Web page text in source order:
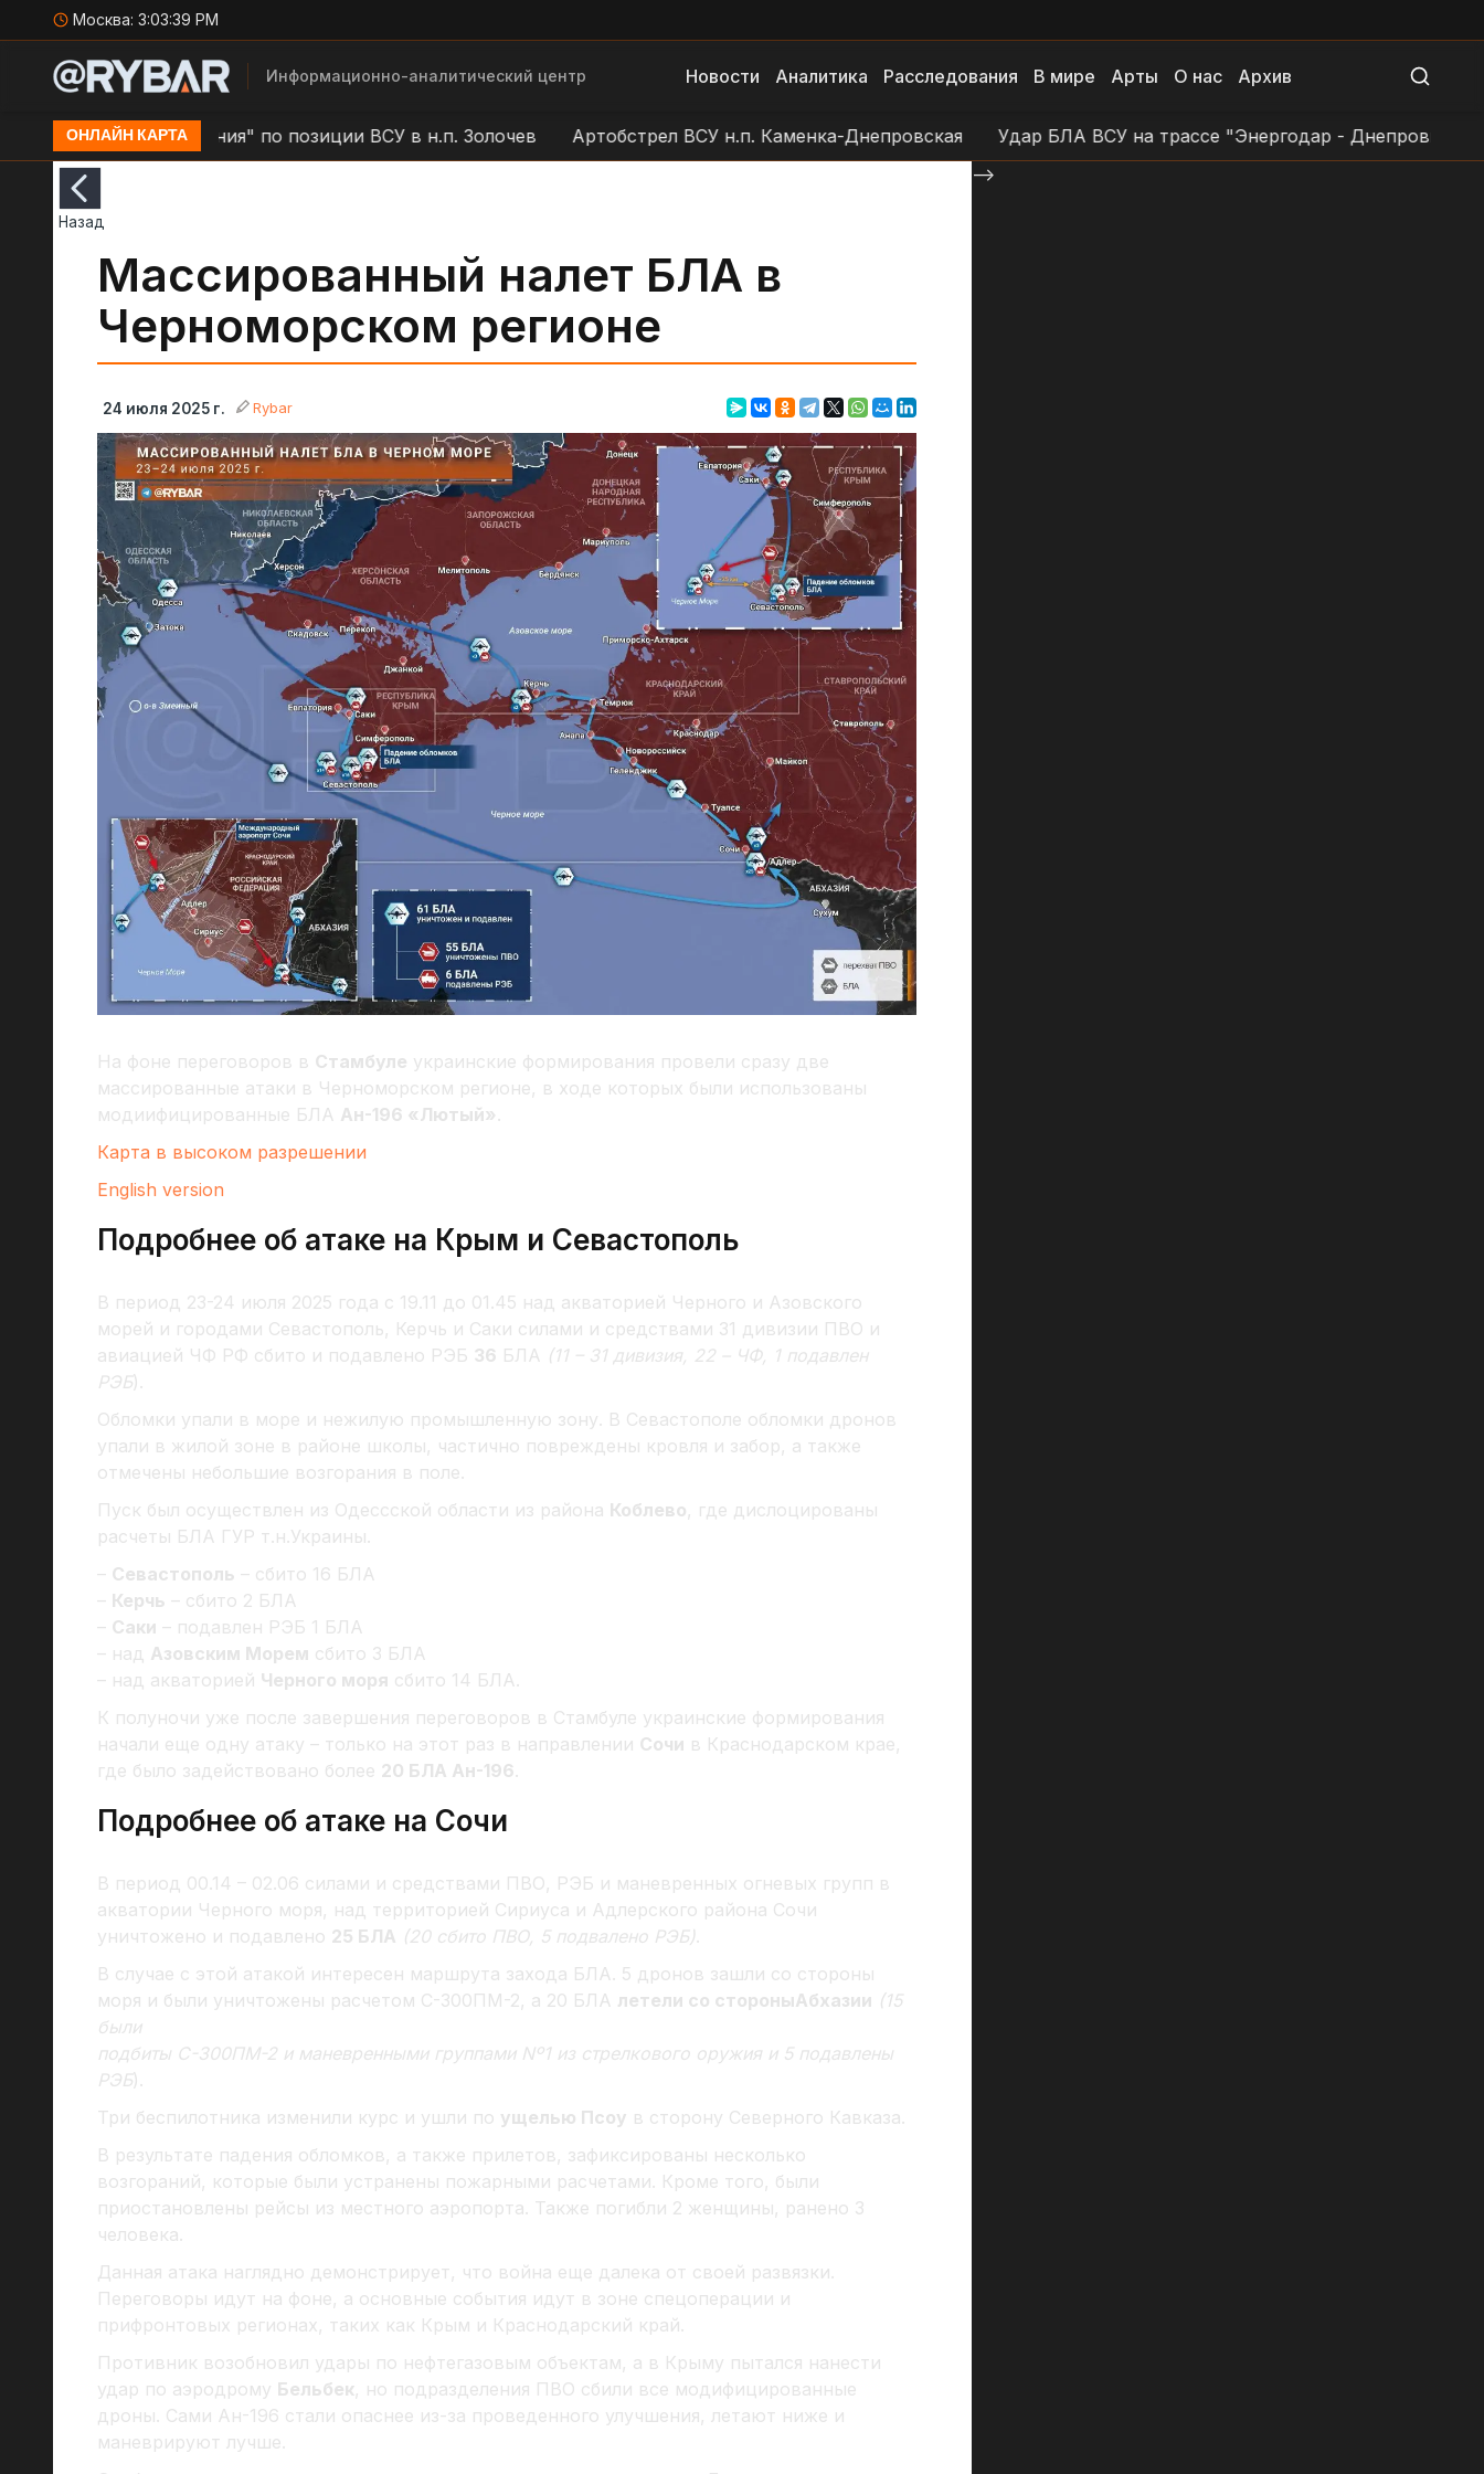
Москва: 3:03:40 PM
Информационно-аналитический центр Новости Аналитика Расследования В мире Арты О нас Архив
ОНЛАЙН КАРТА
Удар БЛА "Молния" по позиции ВСУ в н.п. Золочев Артобстрел ВСУ н.п. Каменка-Днепровская Удар БЛА ВСУ на трассе "Энергодар - Днепровка -
Назад
Массированный налет БЛА в
Черноморском регионе
24 июля 2025 г. Rybar
На фоне переговоров в Стамбуле украинские формирования провели сразу две
массированные атаки в Черноморском регионе, в ходе которых были использованы
модиифицированные БЛА Ан-196 «Лютый» .
Карта в высоком разрешении
English version
Подробнее об атаке на Крым и Севастополь
В период 23-24 июля 2025 года с 19.11 до 01.45 над акваторией Черного и Азовского
морей и городами Севастополь, Керчь и Саки силами и средствами 31 дивизии ПВО и
авиацией ЧФ РФ сбито и подавлено РЭБ 36 БЛА (11 – 31 дивизия, 22 – ЧФ, 1 подавлен
РЭБ).
Обломки упали в море и нежилую промышленную зону. В Севастополе обломки дронов
упали в жилой зоне в районе школы, частично повреждены кровля и забор, а также
отмечены небольшие возгорания в поле.
Пуск был осуществлен из Одессской области из района Коблево, где дислоцированы
расчеты БЛА ГУР т.н.Украины.
– Севастополь – сбито 16 БЛА
– Керчь – сбито 2 БЛА
– Саки – подавлен РЭБ 1 БЛА
– над Азовским Морем сбито 3 БЛА
– над акваторией Черного моря сбито 14 БЛА.
К полуночи уже после завершения переговоров в Стамбуле украинские формирования
начали еще одну атаку – только на этот раз в направлении Сочи в Краснодарском крае,
где было задействовано более 20 БЛА Ан-196.
Подробнее об атаке на Сочи
В период 00.14 – 02.06 силами и средствами ПВО, РЭБ и маневренных огневых групп в
акватории Черного моря, над территорией Сириуса и Адлерского района Сочи
уничтожено и подавлено 25 БЛА (20 сбито ПВО, 5 подвалено РЭБ).
В случае с этой атакой интересен маршрута захода БЛА. 5 дронов зашли со стороны
моря и были уничтожены расчетом С-300ПМ-2, а 20 БЛА летели со стороныАбхазии (15
были
подбиты С-300ПМ-2 и маневренными группами Nº1 из стрелкового оружия и 5 подавлены
РЭБ).
Три беспилотника изменили курс и ушли по ущелью Псоу в сторону Северного Кавказа.
В результате падения обломков, а также прилетов, зафиксированы несколько
возгораний, которые были устранены пожарными расчетами. Кроме того, были
приостановлены рейсы из местного аэропорта. Также погибли 2 женщины, ранено 3
человека.
Данная атака наглядно демонстрирует, что война еще далека от своей развязки.
Переговоры идут на фоне, а основные события идут в зоне спецоперации и
прифронтовых регионах, таких как Крым и Краснодарский край.
Противник возобновил удары по нефтегазовым объектам, а в Крыму пытался нанести
удар по аэродрому Бельбек, но подразделения ПВО сбили все модифицированные
дроны. Сами Ан-196 стали опаснее из-за проведенного улучшения, летают ниже и
маневрируют лучше.
-->